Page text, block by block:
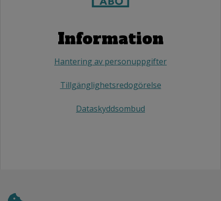
Information
Hantering av personuppgifter
Tillgänglighetsredogörelse
Dataskyddsombud